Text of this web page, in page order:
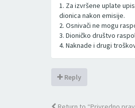
1. Za izvršene uplate
dionica nakon emisije.
2. Osnivači ne mogu
3. Dioničko društvo
4. Naknade i drugi
Reply